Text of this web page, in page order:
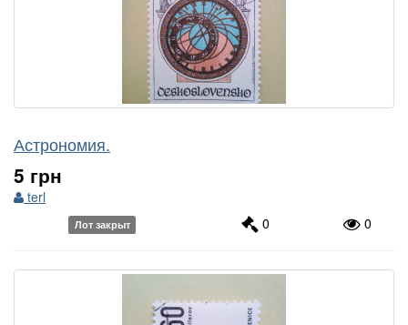
Астрономия.
5 грн
terl
Лот закрыт 0 0